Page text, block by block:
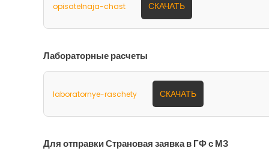
opisatelnaja-chast СКАЧАТЬ
Лабораторные расчеты
laboratornye-raschety СКАЧАТЬ
Для отправки Страновая заявка в ГФ с МЗ